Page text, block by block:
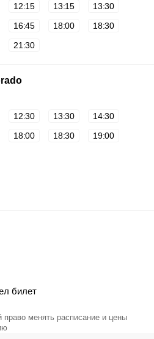
12:15 13:15
13:30
16:45 18:00
18:30
21:30
12:30 13:30
14:30
18:00 18:30
19:00
билет
право менять расписание и цены